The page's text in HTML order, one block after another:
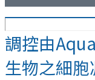
調控由
生物之細胞